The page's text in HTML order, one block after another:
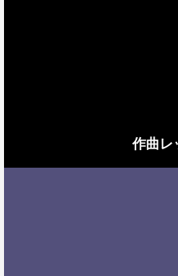
作曲レ